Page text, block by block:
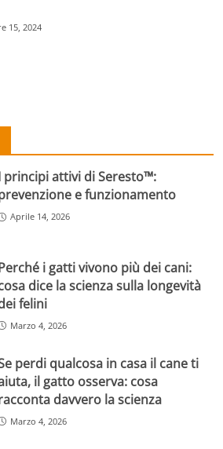
15, 2024
principi attivi di Seresto™:
e funzionamento
Aprile 14, 2026
i gatti vivono più dei cani:
dice la scienza sulla longevità
felini
Marzo 4, 2026
perdi qualcosa in casa il cane ti
il gatto osserva: cosa
davvero la scienza
Marzo 4, 2026